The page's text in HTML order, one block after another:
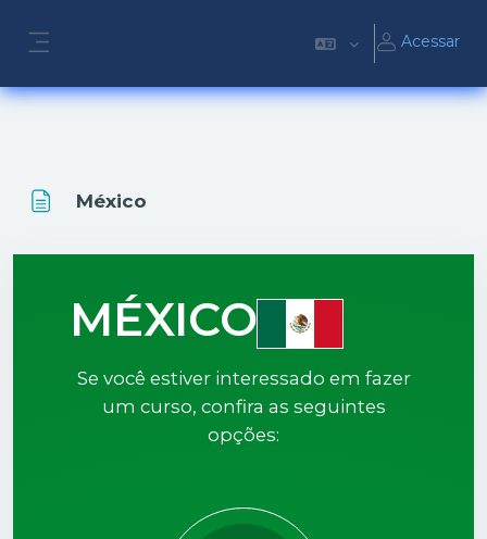
Acessar
México
MÉXICO
Se você estiver interessado em fazer
um curso, confira as seguintes
opções: